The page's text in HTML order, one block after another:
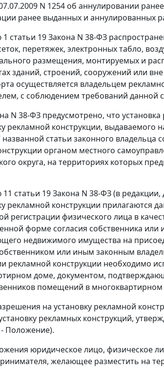
N 1254 об аннулировании
ранее выданных и аннулированных
1 статьи 19 Закона N 38-ФЗ
перетяжек, электронных табло,
размещения, монтируемых и
зданий, строений, сооружений или
осуществляется владельцем
с соблюдением требований данной
N 38-ФЗ предусмотрено, что
рекламной конструкции, выдаваемого
названной статьи законного
органом местного
округа, на территориях которых
11 статьи 19 Закона N 38-ФЗ (в
рекламной конструкции прилагаются
регистрации физического лица в
форме согласия собственника или
недвижимого имущества на
или иным законным
рекламной конструкции необходимо
доме, документом,
помещений в
на установку рекламной
рекламных конструкций,
- Положение).
юридическое лицо, физическое
желающее разместить на